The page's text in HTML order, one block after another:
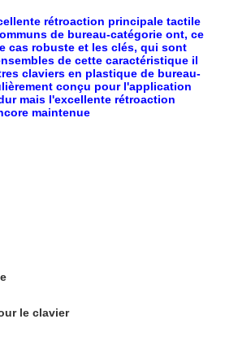
rétroaction principale tactile
de bureau-catégorie ont, ce
cas robuste et les clés, qui sont
de cette caractéristique il
claviers en plastique de bureau-
conçu pour l'application
mais l'excellente rétroaction
maintenue
le clavier